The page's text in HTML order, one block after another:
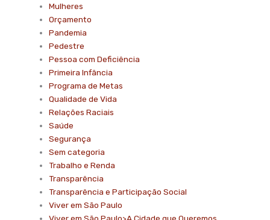
Mulheres
Orçamento
Pandemia
Pedestre
Pessoa com Deficiência
Primeira Infância
Programa de Metas
Qualidade de Vida
Relações Raciais
Saúde
Segurança
Sem categoria
Trabalho e Renda
Transparência
Transparência e Participação Social
Viver em São Paulo
Viver em São Paulo>A Cidade que Queremos